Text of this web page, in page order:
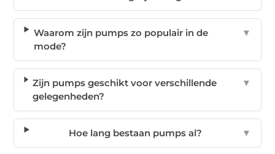
Waarom zijn pumps zo populair in de
mode?
▼
Zijn pumps geschikt voor verschillende
gelegenheden?
▼
Hoe lang bestaan pumps al? ▼